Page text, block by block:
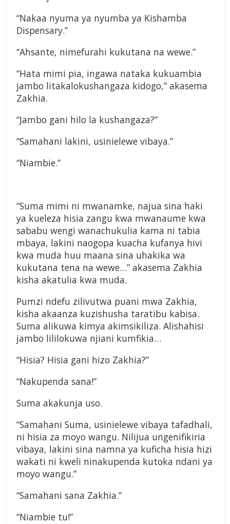
“Nakaa nyuma ya nyumba ya Kishamba
Dispensary.”
“Ahsante, nimefurahi kukutana na wewe.”
“Hata mimi pia, ingawa nataka kukuambia
jambo litakalokushangaza kidogo,” akasema
Zakhia.
“Jambo gani hilo la kushangaza?”
“Samahani lakini, usinielewe vibaya.”
“Niambie.”
“Suma mimi ni mwanamke, najua sina haki
ya kueleza hisia zangu kwa mwanaume kwa
sababu wengi wanachukulia kama ni tabia
mbaya, lakini naogopa kuacha kufanya hivi
kwa muda huu maana sina uhakika wa
kukutana tena na wewe…” akasema Zakhia
kisha akatulia kwa muda.
Pumzi ndefu zilivutwa puani mwa Zakhia,
kisha akaanza kuzishusha taratibu kabisa.
Suma alikuwa kimya akimsikiliza. Alishahisi
jambo lililokuwa njiani kumfikia…
“Hisia? Hisia gani hizo Zakhia?”
“Nakupenda sana!”
Suma akakunja uso.
“Samahani Suma, usinielewe vibaya tafadhali,
ni hisia za moyo wangu. Nilijua ungenifikiria
vibaya, lakini sina namna ya kuficha hisia hizi
wakati ni kweli ninakupenda kutoka ndani ya
moyo wangu.”
“Samahani sana Zakhia.”
“Niambie tu!”